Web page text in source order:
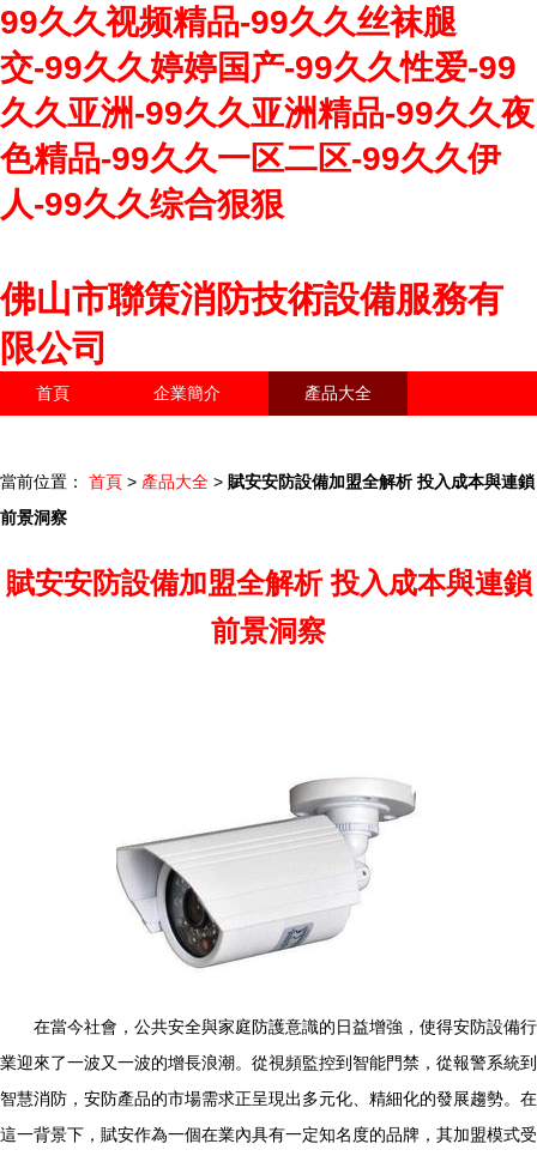
99久久视频精品-99久久丝袜腿
交-99久久婷婷国产-99久久性爱-99
久久亚洲-99久久亚洲精品-99久久夜
色精品-99久久一区二区-99久久伊
人-99久久综合狠狠
佛山市聯策消防技術設備服務有
限公司
首頁 企業簡介 產品大全
當前位置： 首頁 > 產品大全 > 賦安安防設備加盟全解析 投入成本與連鎖
前景洞察
賦安安防設備加盟全解析 投入成本與連鎖
前景洞察
在當今社會，公共安全與家庭防護意識的日益增強，使得安防設備行
業迎來了一波又一波的增長浪潮。從視頻監控到智能門禁，從報警系統到
智慧消防，安防產品的市場需求正呈現出多元化、精細化的發展趨勢。在
這一背景下，賦安作為一個在業內具有一定知名度的品牌，其加盟模式受